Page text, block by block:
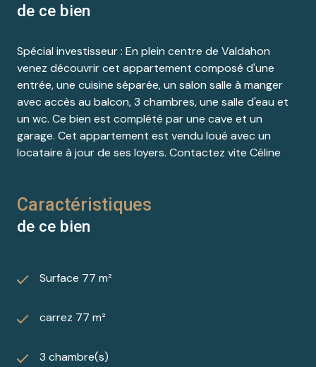
de ce bien
Spécial investisseur : En plein centre de Valdahon
venez découvrir cet appartement composé d'une
entrée, une cuisine séparée, un salon salle à manger
avec accès au balcon, 3 chambres, une salle d'eau et
un wc. Ce bien est complété par une cave et un
garage. Cet appartement est vendu loué avec un
locataire à jour de ses loyers. Contactez vite Céline
Caractéristiques
de ce bien
Surface 77 m²
carrez 77 m²
3 chambre(s)